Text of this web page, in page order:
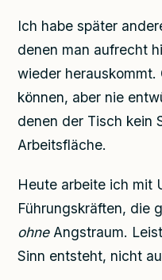
Ich habe später
denen man aufrecht
wieder herauskommt.
können, aber nie
denen der Tisch kein
Arbeitsfläche.
Heute arbeite ich mit
Führungskräften, die
ohneAngstraum.
Sinn entsteht, nicht